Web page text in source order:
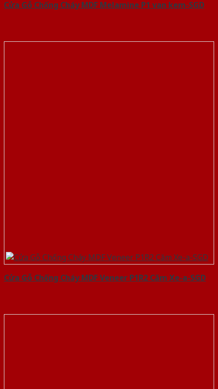
Cửa Gỗ Chống Cháy MDF Melamine P1 van kem-SGD
Cửa Gỗ Chống Cháy MDF Veneer P1R2 Căm Xe-a-SGD